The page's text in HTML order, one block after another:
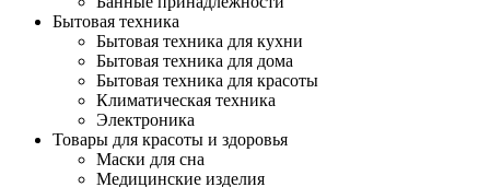
Бытовая техника
Бытовая техника для кухни
Бытовая техника для дома
Бытовая техника для красоты
Климатическая техника
Электроника
Товары для красоты и здоровья
Маски для сна
Медицинские изделия